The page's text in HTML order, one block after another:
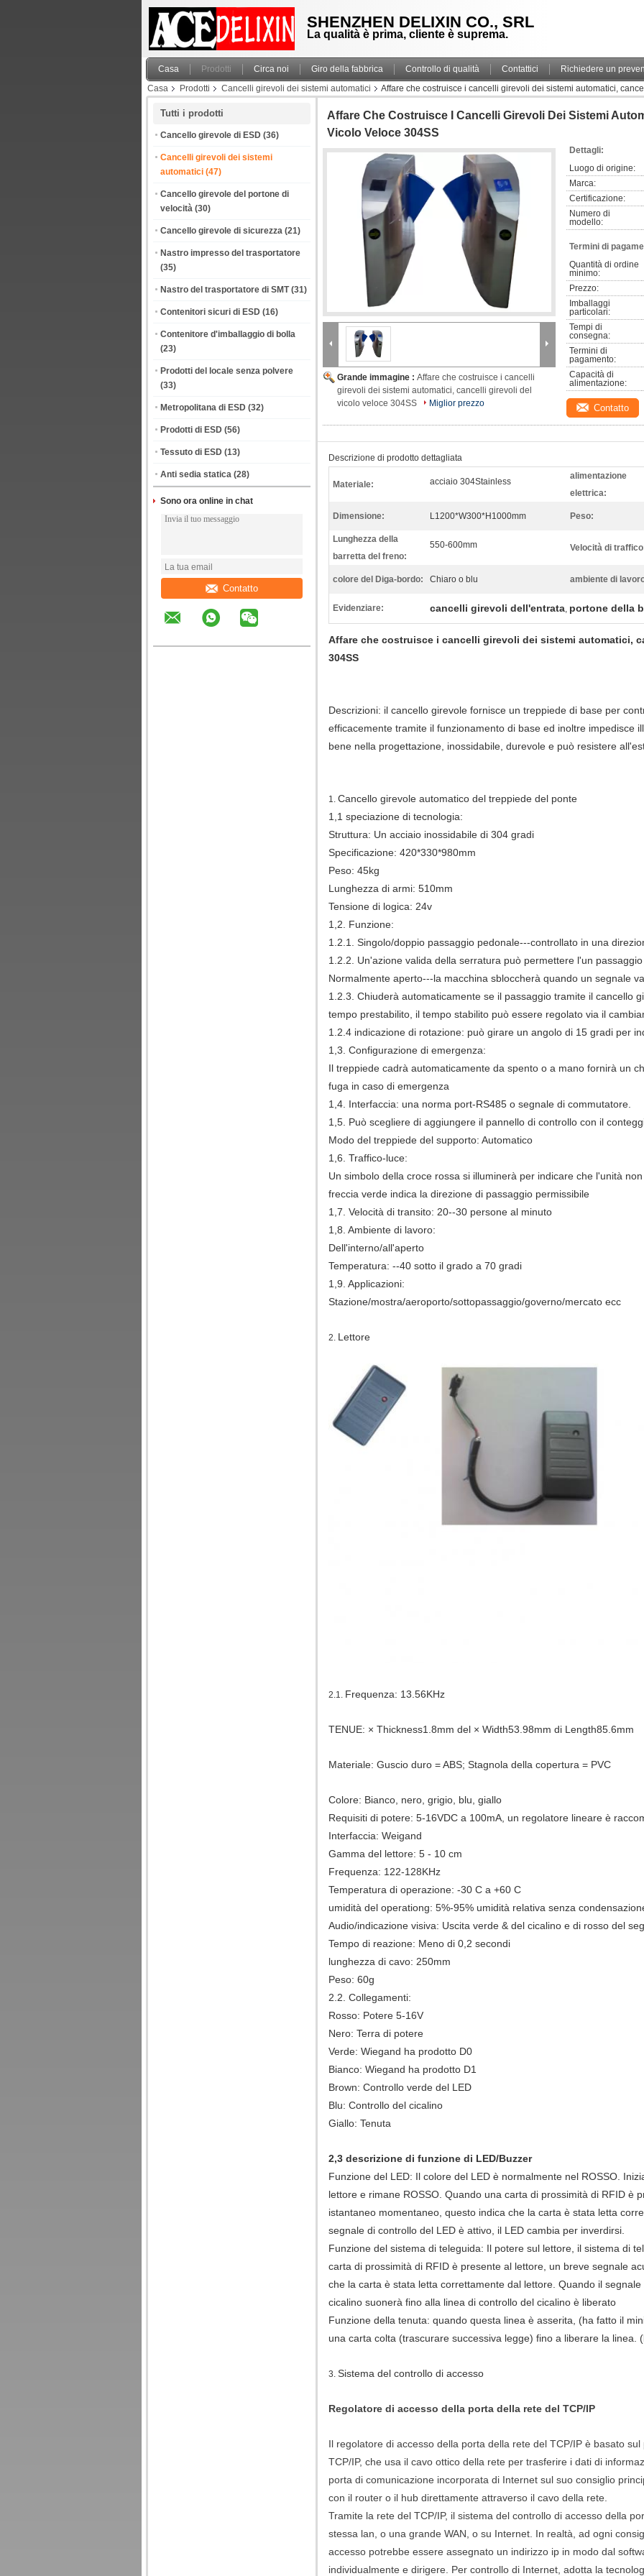
SHENZHEN DELIXIN CO., SRL
La qualità è prima, cliente è suprema.
Casa Prodotti Circa noi Giro della fabbrica Controllo di qualità Contattici Richiedere un
Casa
Prodotti Cancelli girevoli dei sistemi automatici Affare che costruisce i cancelli girevoli dei sistemi automatici,
Tutti i prodotti
Cancello girevole di ESD (36)
Cancelli girevoli dei sistemi
automatici (47)
Cancello girevole del portone di
velocità (30)
Cancello girevole di sicurezza (21)
Nastro impresso del trasportatore
(35)
Nastro del trasportatore di SMT (31)
Contenitori sicuri di ESD (16)
Contenitore d'imballaggio di bolla
(23)
Prodotti del locale senza polvere
(33)
Metropolitana di ESD (32)
Prodotti di ESD (56)
Tessuto di ESD (13)
Anti sedia statica (28)
Sono ora online in chat
Contatto
Affare Che Costruisce I Cancelli Girevoli Dei Sistemi
Vicolo Veloce 304SS
Grande immagine : Affare che costruisce i cancelli
girevoli dei sistemi automatici, cancelli girevoli del
vicolo veloce 304SS
Miglior prezzo
Dettagli:
Luogo di origine:
Marca:
Certificazione:
Numero di
modello:
Termini di
Quantità di ordine
minimo:
Prezzo:
Imballaggi
particolari:
Tempi di
consegna:
Termini di
pagamento:
Capacità di
alimentazione:
Contatto
Descrizione di prodotto dettagliata
Materiale: acciaio 304Stainless
alimentazione
elettrica:
Dimensione: L1200*W300*H1000mm Peso:
Lunghezza della
barretta del freno:
550-600mm Velocità di
colore del Diga-bordo: Chiaro o blu ambiente di
Evidenziare: cancelli girevoli dell'entrata, portone della
Affare che costruisce i cancelli girevoli dei sistemi automatici,
304SS
Descrizioni: il cancello girevole fornisce un treppiede di base per
efficacemente tramite il funzionamento di base ed inoltre impedisce
bene nella progettazione, inossidabile, durevole e può resistere
1. Cancello girevole automatico del treppiede del ponte
1,1 speciazione di tecnologia:
Struttura: Un acciaio inossidabile di 304 gradi
Specificazione: 420*330*980mm
Peso: 45kg
Lunghezza di armi: 510mm
Tensione di logica: 24v
1,2. Funzione:
1.2.1. Singolo/doppio passaggio pedonale---controllato in una
1.2.2. Un'azione valida della serratura può permettere l'un
Normalmente aperto---la macchina sbloccherà quando un segnale
1.2.3. Chiuderà automaticamente se il passaggio tramite il cancello
tempo prestabilito, il tempo stabilito può essere regolato via il
1.2.4 indicazione di rotazione: può girare un angolo di 15 gradi per
1,3. Configurazione di emergenza:
Il treppiede cadrà automaticamente da spento o a mano fornirà un
fuga in caso di emergenza
1,4. Interfaccia: una norma port-RS485 o segnale di commutatore.
1,5. Può scegliere di aggiungere il pannello di controllo con il
Modo del treppiede del supporto: Automatico
1,6. Traffico-luce:
Un simbolo della croce rossa si illuminerà per indicare che l'unità
freccia verde indica la direzione di passaggio permissibile
1,7. Velocità di transito: 20--30 persone al minuto
1,8. Ambiente di lavoro:
Dell'interno/all'aperto
Temperatura: --40 sotto il grado a 70 gradi
1,9. Applicazioni:
Stazione/mostra/aeroporto/sottopassaggio/governo/mercato ecc
2. Lettore
2.1. Frequenza: 13.56KHz
TENUE: × Thickness1.8mm del × Width53.98mm di Length85.6mm
Materiale: Guscio duro = ABS; Stagnola della copertura = PVC
Colore: Bianco, nero, grigio, blu, giallo
Requisiti di potere: 5-16VDC a 100mA, un regolatore lineare è
Interfaccia: Weigand
Gamma del lettore: 5 - 10 cm
Frequenza: 122-128KHz
Temperatura di operazione: -30 C a +60 C
umidità del operationg: 5%-95% umidità relativa senza
Audio/indicazione visiva: Uscita verde & del cicalino e di rosso del
Tempo di reazione: Meno di 0,2 secondi
lunghezza di cavo: 250mm
Peso: 60g
2.2. Collegamenti:
Rosso: Potere 5-16V
Nero: Terra di potere
Verde: Wiegand ha prodotto D0
Bianco: Wiegand ha prodotto D1
Brown: Controllo verde del LED
Blu: Controllo del cicalino
Giallo: Tenuta
2,3 descrizione di funzione di LED/Buzzer
Funzione del LED: Il colore del LED è normalmente nel ROSSO.
lettore e rimane ROSSO. Quando una carta di prossimità di RFID è
istantaneo momentaneo, questo indica che la carta è stata letta
segnale di controllo del LED è attivo, il LED cambia per inverdirsi.
Funzione del sistema di teleguida: Il potere sul lettore, il sistema di
carta di prossimità di RFID è presente al lettore, un breve segnale
che la carta è stata letta correttamente dal lettore. Quando il
cicalino suonerà fino alla linea di controllo del cicalino è liberato
Funzione della tenuta: quando questa linea è asserita, (ha fatto il
una carta colta (trascurare successiva legge) fino a liberare la linea.
3. Sistema del controllo di accesso
Regolatore di accesso della porta della rete del TCP/IP
Il regolatore di accesso della porta della rete del TCP/IP è basato
TCP/IP, che usa il cavo ottico della rete per trasferire i dati di
porta di comunicazione incorporata di Internet sul suo consiglio
con il router o il hub direttamente attraverso il cavo della rete.
Tramite la rete del TCP/IP, il sistema del controllo di accesso della
stessa lan, o una grande WAN, o su Internet. In realtà, ad ogni
accesso potrebbe essere assegnato un indirizzo ip in modo dal
individualmente e dirigere. Per controllo di Internet, adotta la